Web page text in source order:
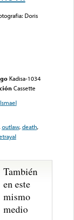
Doris
Kadisa-1034
Cassette
outlaw,death,
También
en este
mismo
medio